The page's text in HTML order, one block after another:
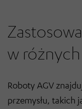
w
Roboty AGV
przemysłu, takich